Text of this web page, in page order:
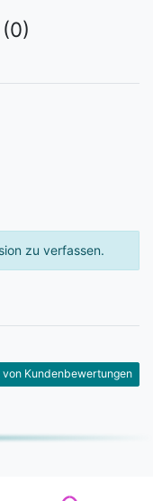
(0)
zu verfassen.
Kundenbewertungen